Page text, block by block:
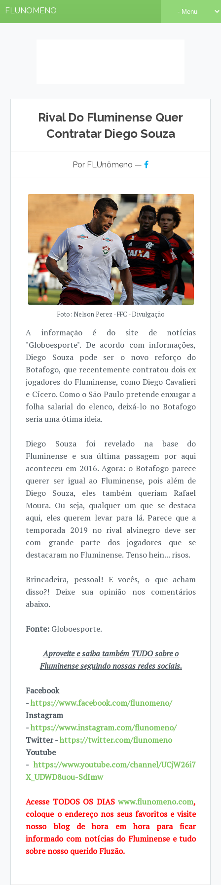
FLUNOMENO
Rival Do Fluminense Quer
Contratar Diego Souza
Por FLUnômeno —
Foto: Nelson Perez - FFC - Divulgação
A informação é do site de notícias
"Globoesporte". De acordo com informações,
Diego Souza pode ser o novo reforço do
Botafogo, que recentemente contratou dois ex
jogadores do Fluminense, como Diego Cavalieri
e Cícero. Como o São Paulo pretende enxugar a
folha salarial do elenco, deixá-lo no Botafogo
seria uma ótima ideia.
Diego Souza foi revelado na base do
Fluminense e sua última passagem por aqui
aconteceu em 2016. Agora: o Botafogo parece
querer ser igual ao Fluminense, pois além de
Diego Souza, eles também queriam Rafael
Moura. Ou seja, qualquer um que se destaca
aqui, eles querem levar para lá. Parece que a
temporada 2019 no rival alvinegro deve ser
com grande parte dos jogadores que se
destacaram no Fluminense. Tenso hein... risos.
Brincadeira, pessoal! E vocês, o que acham
disso?! Deixe sua opinião nos comentários
abaixo.
Fonte: Globoesporte.
Aproveite e saiba também TUDO sobre o
Fluminense seguindo nossas redes sociais.
Facebook
-https://www.facebook.com/flunomeno/
Instagram
-https://www.instagram.com/flunomeno/
Twitter -https://twitter.com/flunomeno
Youtube
-https://www.youtube.com/channel/UCjW26i7
X_UDWD8uou-SdImw
Acesse TODOS OS DIASwww.flunomeno.com,
coloque o endereço nos seus favoritos e visite
nosso blog de hora em hora para ficar
informado com notícias do Fluminense e tudo
sobre nosso querido Fluzão.